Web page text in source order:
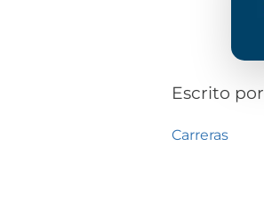
Escrito por
Carreras